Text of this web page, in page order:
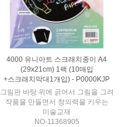
4000 유니아트 스크래치종이 A4
(29x21cm) 1팩 (10매입
+스크래치막대1개입) - P0000KJP
그림판 바탕 위에 긁어서 그림을 그려
작품을 만들면서 창의력을 키우는
미술교재
NO-11368905